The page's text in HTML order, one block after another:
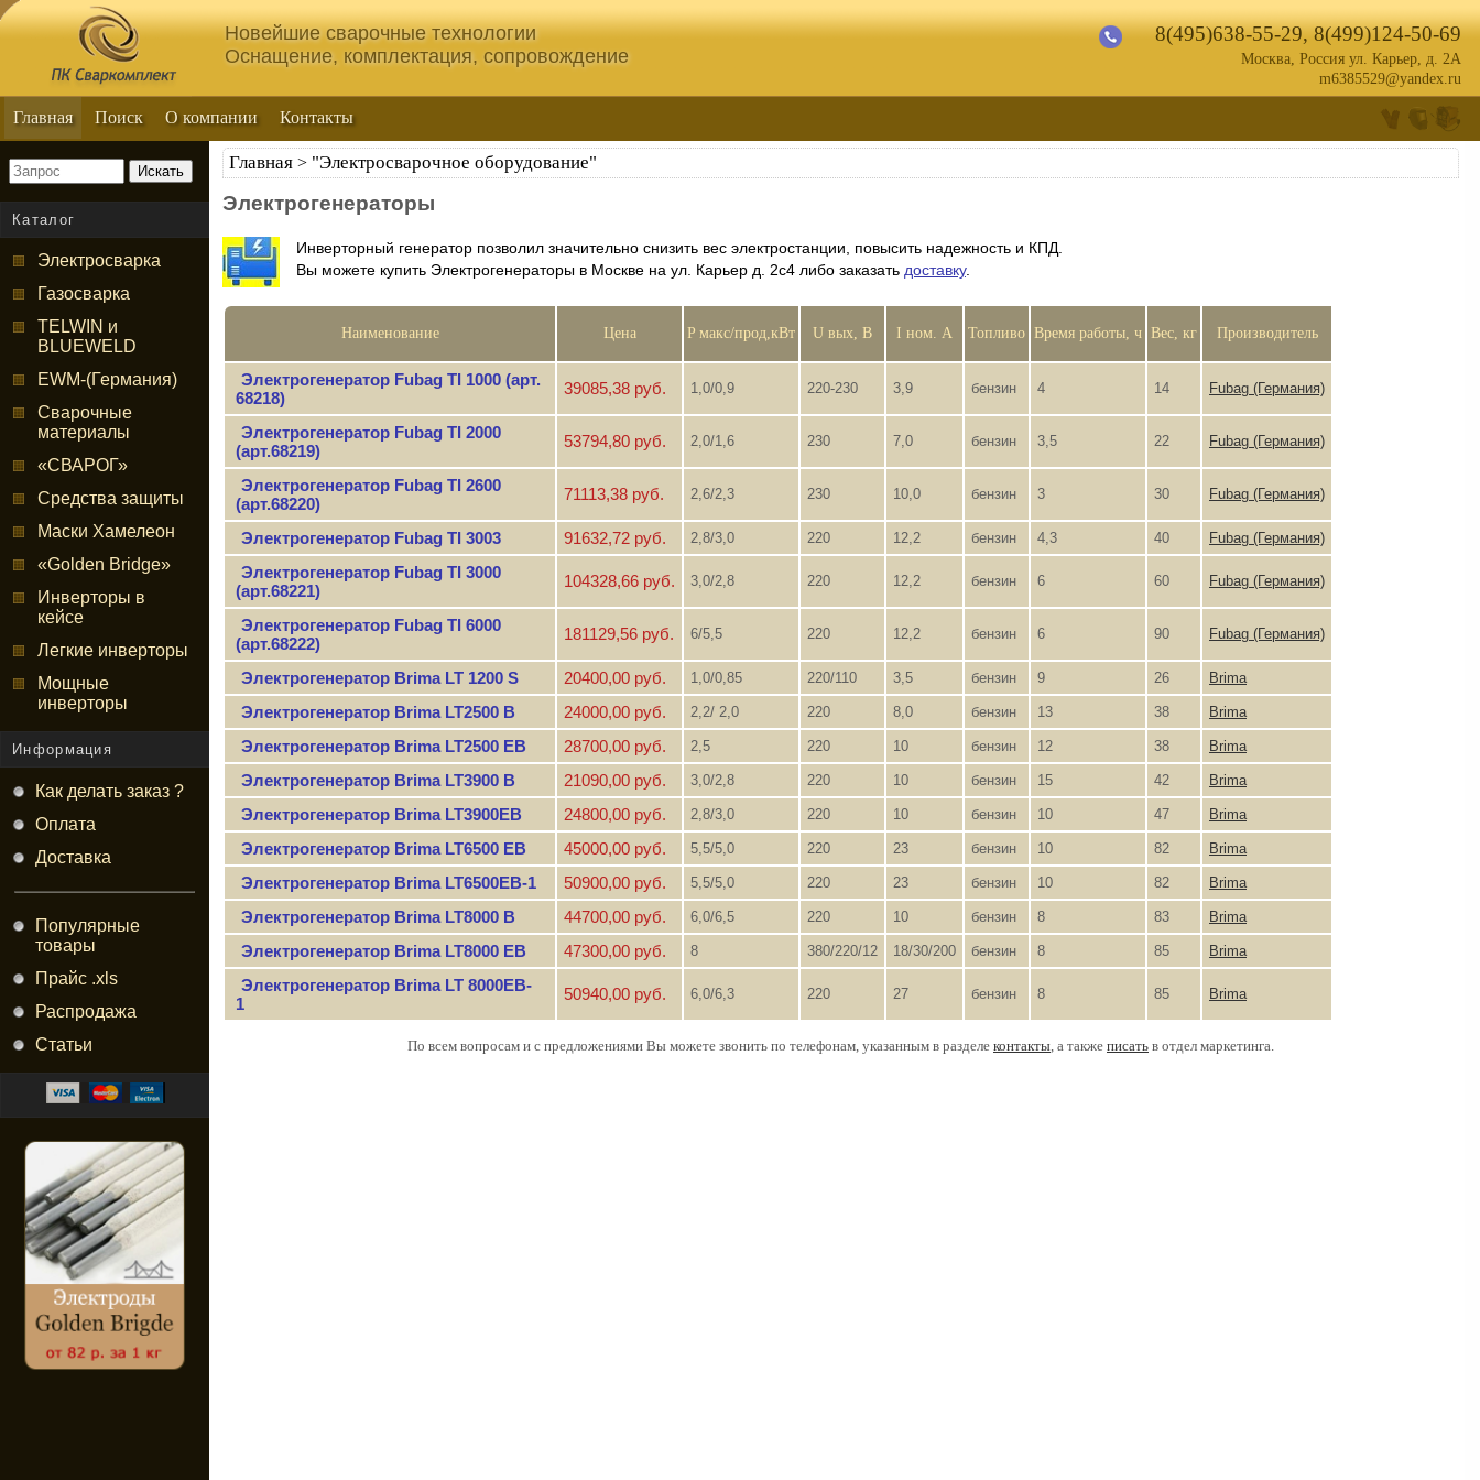
Новейшие сварочные технологии
Оснащение, комплектация, сопровождение
8(495)638-55-29,8(499)124-50-69
Москва, Россия ул. Карьер, д. 2А
m6385529@yandex.ru
Главная Поиск О компании Контакты
Искать
Каталог
Электросварка
Газосварка
TELWIN и
BLUEWELD
EWM-(Германия)
Сварочные
материалы
«СВАРОГ»
Средства защиты
Маски Хамелеон
«Golden Bridge»
Инверторы в
кейсе
Легкие инверторы
Мощные
инверторы
Информация
Как делать заказ ?
Оплата
Доставка
Популярные
товары
Прайс .xls
Распродажа
Статьи
Главная > "Электросварочное оборудование"
Электрогенераторы
Инверторный генератор позволил значительно снизить вес электростанции, повысить надежность и КПД.
Вы можете купить Электрогенераторы в Москве на ул. Карьер д. 2с4 либо заказать доставку.
Наименование Цена P макс/прод,кВт U вых, В I ном. А Топливо Время работы, ч Вес, кг Производитель
Электрогенератор Fubag ТI 1000 (арт.
68218)
39085,38 руб. 1,0/0,9 220-230 3,9 бензин 4 14 Fubag (Германия)
Электрогенератор Fubag ТI 2000
(арт.68219)
53794,80 руб. 2,0/1,6 230 7,0 бензин 3,5 22 Fubag (Германия)
Электрогенератор Fubag ТI 2600
(арт.68220)
71113,38 руб. 2,6/2,3 230 10,0 бензин 3 30 Fubag (Германия)
Электрогенератор Fubag TI 3003 91632,72 руб. 2,8/3,0 220 12,2 бензин 4,3 40 Fubag (Германия)
Электрогенератор Fubag TI 3000
(арт.68221)
104328,66 руб. 3,0/2,8 220 12,2 бензин 6 60 Fubag (Германия)
Электрогенератор Fubag TI 6000
(арт.68222)
181129,56 руб. 6/5,5 220 12,2 бензин 6 90 Fubag (Германия)
Электрогенератор Brima LT 1200 S 20400,00 руб. 1,0/0,85 220/110 3,5 бензин 9 26 Brima
Электрогенератор Brima LT2500 B 24000,00 руб. 2,2/ 2,0 220 8,0 бензин 13 38 Brima
Электрогенератор Brima LT2500 EB 28700,00 руб. 2,5 220 10 бензин 12 38 Brima
Электрогенератор Brima LT3900 B 21090,00 руб. 3,0/2,8 220 10 бензин 15 42 Brima
Электрогенератор Brima LT3900EB 24800,00 руб. 2,8/3,0 220 10 бензин 10 47 Brima
Электрогенератор Brima LT6500 EB 45000,00 руб. 5,5/5,0 220 23 бензин 10 82 Brima
Электрогенератор Brima LT6500EB-1 50900,00 руб. 5,5/5,0 220 23 бензин 10 82 Brima
Электрогенератор Brima LT8000 B 44700,00 руб. 6,0/6,5 220 10 бензин 8 83 Brima
Электрогенератор Brima LT8000 EB 47300,00 руб. 8 380/220/12 18/30/200 бензин 8 85 Brima
Электрогенератор Brima LT 8000EB-
1
50940,00 руб. 6,0/6,3 220 27 бензин 8 85 Brima
По всем вопросам и с предложениями Вы можете звонить по телефонам, указанным в разделе контакты, а также писать в отдел маркетинга.